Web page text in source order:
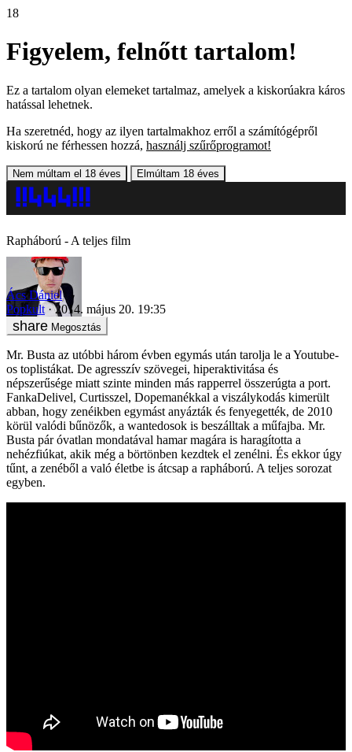
18
Figyelem, felnőtt tartalom!
Ez a tartalom olyan elemeket tartalmaz, amelyek a kiskorúakra káros
hatással lehetnek.
Ha szeretnéd, hogy az ilyen tartalmakhoz erről a számítógépről
kiskorú ne férhessen hozzá, használj szűrőprogramot!
Nem múltam el 18 éves Elmúltam 18 éves
Rapháború - A teljes film
Ács Dániel
Popkult
2014. május 20. 19:35
Megosztás
Mr. Busta az utóbbi három évben egymás után tarolja le a Youtube-
os toplistákat. De agresszív szövegei, hiperaktivitása és
népszerűsége miatt szinte minden más rapperrel összerúgta a port.
FankaDelivel, Curtisszel, Dopemanékkal a viszálykodás kimerült
abban, hogy zenéikben egymást anyázták és fenyegették, de 2010
körül valódi bűnözők, a wantedosok is beszálltak a műfajba. Mr.
Busta pár óvatlan mondatával hamar magára is haragította a
nehézfiúkat, akik még a börtönben kezdtek el zenélni. És ekkor úgy
tűnt, a zenéből a való életbe is átcsap a rapháború. A teljes sorozat
egyben.